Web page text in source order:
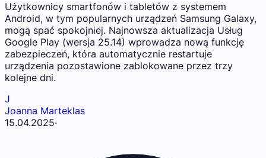
Użytkownicy smartfonów i tabletów z systemem
Android, w tym popularnych urządzeń Samsung Galaxy,
mogą spać spokojniej. Najnowsza aktualizacja Usług
Google Play (wersja 25.14) wprowadza nową funkcję
zabezpieczeń, która automatycznie restartuje
urządzenia pozostawione zablokowane przez trzy
kolejne dni.
J
Joanna Marteklas
15.04.2025·